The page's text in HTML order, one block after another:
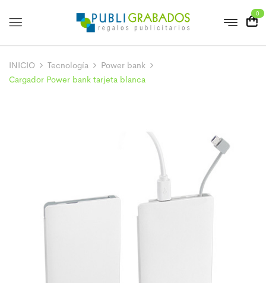
0
INICIO Tecnología
Power bank
Cargador Power bank tarjeta blanca